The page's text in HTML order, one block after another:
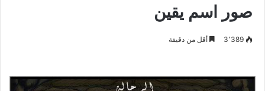
صور اسم يقين
3٬389 أقل من دقيقة